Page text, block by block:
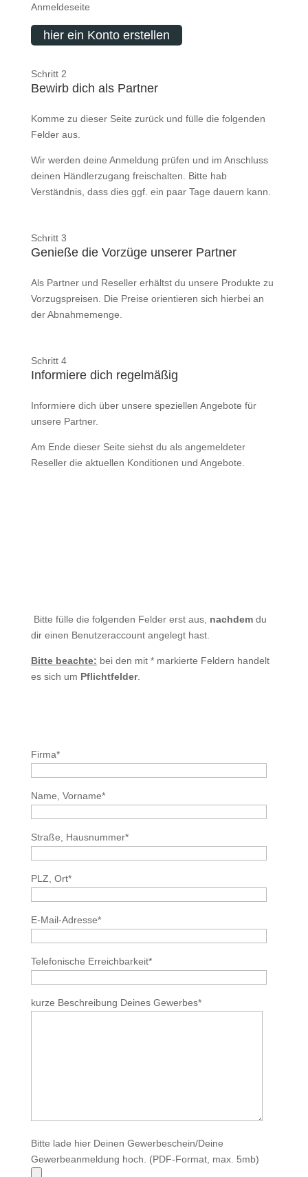
Anmeldeseite
hier ein Konto erstellen
Schritt 2
Bewirb dich als Partner
Komme zu dieser Seite zurück und fülle die folgenden
Felder aus.
Wir werden deine Anmeldung prüfen und im Anschluss
deinen Händlerzugang freischalten. Bitte hab
Verständnis, dass dies ggf. ein paar Tage dauern kann.
Schritt 3
Genieße die Vorzüge unserer Partner
Als Partner und Reseller erhältst du unsere Produkte zu
Vorzugspreisen. Die Preise orientieren sich hierbei an
der Abnahmemenge.
Schritt 4
Informiere dich regelmäßig
Informiere dich über unsere speziellen Angebote für
unsere Partner.
Am Ende dieser Seite siehst du als angemeldeter
Reseller die aktuellen Konditionen und Angebote.
Bitte fülle die folgenden Felder erst aus, nachdemdu
dir einen Benutzeraccount angelegt hast.
Bitte beachte: bei den mit * markierte Feldern handelt
es sich um Pflichtfelder.
Firma*
Name, Vorname*
Straße, Hausnummer*
PLZ, Ort*
E-Mail-Adresse*
Telefonische Erreichbarkeit*
kurze Beschreibung Deines Gewerbes*
Bitte lade hier Deinen Gewerbeschein/Deine
Gewerbeanmeldung hoch. (PDF-Format, max. 5mb)